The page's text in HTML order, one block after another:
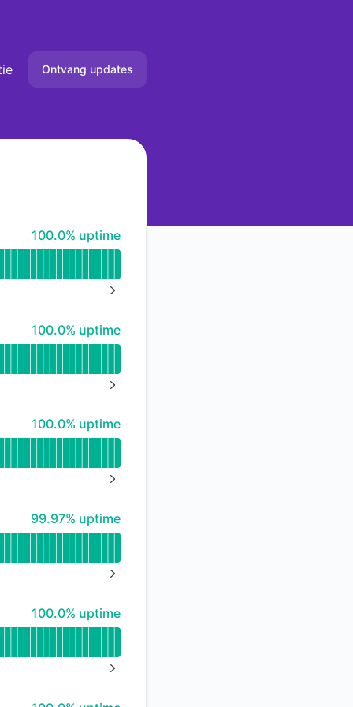
Ontvang updates
Webhook
API
100% - uptime
100.0% uptime
100% - uptime
100.0% uptime
100% - uptime
100.0% uptime
100% - uptime
99.97% uptime
100% - uptime
100.0% uptime